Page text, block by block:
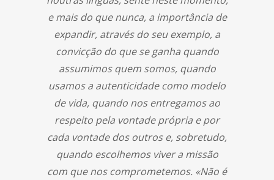
e mais do que nunca, a importância de
expandir, através do seu exemplo, a
convicção do que se ganha quando
assumimos quem somos, quando
usamos a autenticidade como modelo
de vida, quando nos entregamos ao
respeito pela vontade própria e por
cada vontade dos outros e, sobretudo,
quando escolhemos viver a missão
com que nos comprometemos. «Não é